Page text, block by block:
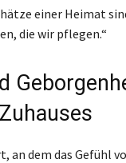
einer Heimat
die wir pflegen.“
an dem das Gefühl